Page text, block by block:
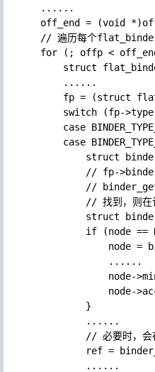
    ......
off_end = (void
// 遍历每个
for (; offp <
struct
        ......
fp = (struct
switch (fp-
case
case
struct
// fp-
//
// 找到，则在
struct
if (node ==
node =
                ......
node-
node-
            }
            ......
// 必要时，会
ref =
            ......